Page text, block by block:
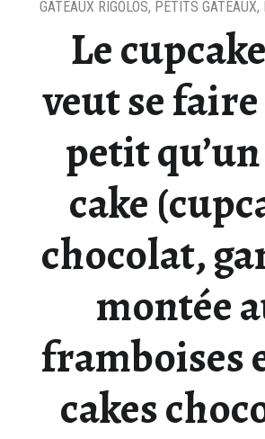
Le
veut se
petit
cake
chocolat,
montée
framboises
cakes
GATEAUX RIGOLOS, PETITS GATEAUX,